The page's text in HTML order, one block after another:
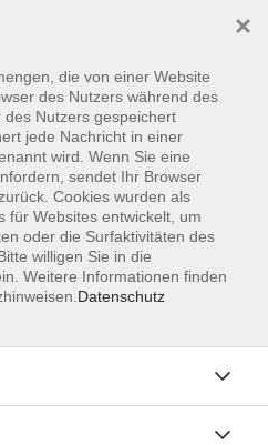
und Pressefreiheit
Meinungs- und
tun hat
von
erhalten Sie nach der
die von einer Website
des Nutzers während des
Nutzers gespeichert
jede Nachricht in einer
wird. Wenn Sie eine
sendet Ihr Browser
Cookies wurden als
für Websites entwickelt, um
oder die Surfaktivitäten des
willigen Sie in die
Weitere Informationen finden
Datenschutz
×